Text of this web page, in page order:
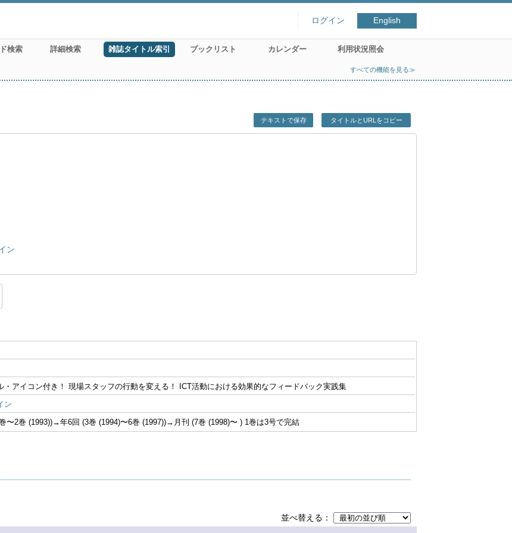
ログイン English
検索 詳細検索 雑誌タイトル索引 ブックリスト カレンダー 利用状況照会
すべての機能を見る≫
テキストで保存 タイトルとURLをコピー
ン
・アイコン付き！ 現場スタッフの行動を変える！ ICT活動における効果的なフィードバック実践集
ン
〜2巻 (1993))→年6回 (3巻 (1994)〜6巻 (1997))→月刊 (7巻 (1998)〜 ) 1巻は3号で完結
並べ替える